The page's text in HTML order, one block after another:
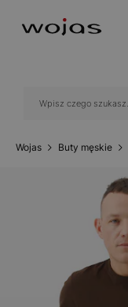
Wojas Buty męskie